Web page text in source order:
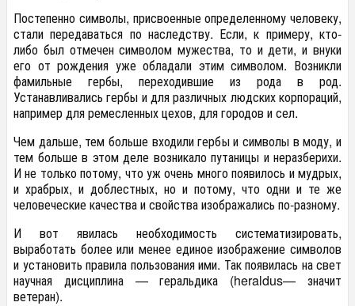
Постепенно символы, присвоенные определенному человеку,
стали переда­ваться по наследству. Если, к примеру, кто-
либо был отмечен символом муже­ства, то и дети, и внуки
его от рождения уже обладали этим символом. Возникли
фамильные гербы, переходившие из рода в род.
Устанавливались гербы и для различных людских корпораций,
например для ремесленных цехов, для городов и сел.
Чем дальше, тем больше входили гербы и символы в моду, и
тем больше в этом деле возникало путаницы и неразберихи.
И не только потому, что уж очень много появилось и мудрых,
и храбрых, и доблестных, но и потому, что одни и те же
человеческие качества и свойства изображались по-разному.
И вот явилась необходимость систематизировать,
выработать более или менее единое изображение символов
и установить правила пользования ими. Так появилась на свет
научная дисциплина — геральдика (heraldus— значит
ветеран).